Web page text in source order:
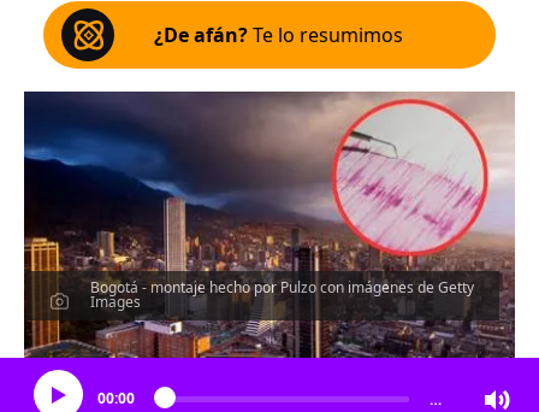
¿De afán?Te lo resumimos
Bogotá - montaje hecho por Pulzo con imágenes de Getty
Images
Escucha el artículo
00:00 …